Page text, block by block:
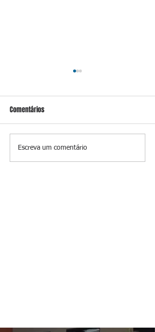
Conceição
Comentários
Escreva um comentário